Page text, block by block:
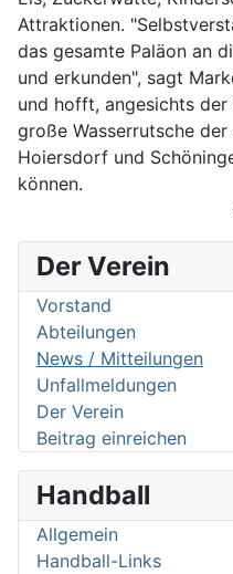
Der Verein
Vorstand
Abteilungen
News / Mitteilungen
Unfallmeldungen
Der Verein
Beitrag einreichen
Handball
Allgemein
Handball-Links
Attraktionen.
das gesamte Paläon an
und erkunden", sagt
und hofft, angesichts
große Wasserrutsche
Hoiersdorf und
können.